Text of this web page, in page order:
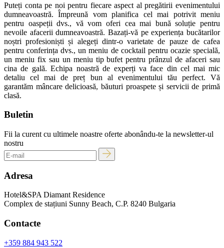
Puteți conta pe noi pentru fiecare aspect al pregătirii evenimentului
dumneavoastră. Împreună vom planifica cel mai potrivit meniu
pentru oaspeții dvs., vă vom oferi cea mai bună soluție pentru
nevoile afacerii dumneavoastră. Bazați-vă pe experiența bucătarilor
noștri profesioniști și alegeți dintr-o varietate de pauze de cafea
pentru conferința dvs., un meniu de cocktail pentru ocazie specială,
un meniu fix sau un meniu tip bufet pentru prânzul de afaceri sau
cina de gală. Echipa noastră de experți va face din cel mai mic
detaliu cel mai de preț bun al evenimentului tău perfect. Vă
garantăm mâncare delicioasă, băuturi proaspete și servicii de primă
clasă.
Buletin
Fii la curent cu ultimele noastre oferte abonându-te la newsletter-ul
nostru
Adresa
Hotel&SPA Diamant Residence
Complex de stațiuni Sunny Beach, C.P. 8240 Bulgaria
Contacte
+359 884 943 522